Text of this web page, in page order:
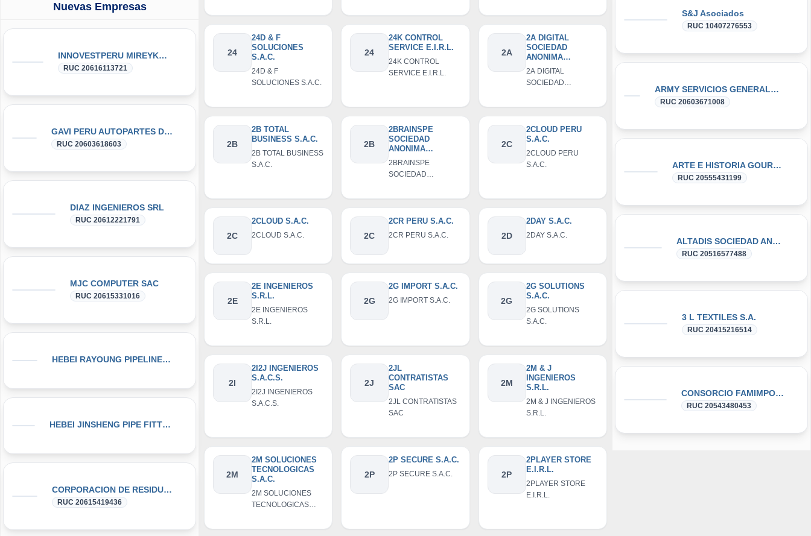
Nuevas Empresas
INNOVESTPERU MIREYKA GROUP SAC
RUC 20616113721
GAVI PERU AUTOPARTES DONGFENG y DFSK GLORY
RUC 20603618603
DIAZ INGENIEROS SRL
RUC 20612221791
MJC COMPUTER SAC
RUC 20615331016
HEBEI RAYOUNG PIPELINE TECHNOLOGY CO., LTD
HEBEI JINSHENG PIPE FITTING MANUFACTURING CO., LT
CORPORACION DE RESIDUOS SEGOVIA.PERU SAC
RUC 20615419436
S.R.L.
24
24D & F
SOLUCIONES
S.A.C.
24D & F
SOLUCIONES S.A.C.
24
24K CONTROL
SERVICE E.I.R.L.
24K CONTROL
SERVICE E.I.R.L.
2A
2A DIGITAL
SOCIEDAD
ANONIMA
CERRADA
2A DIGITAL
SOCIEDAD
2B
2B TOTAL
BUSINESS S.A.C.
2B TOTAL BUSINESS
S.A.C.
2B
2BRAINSPE
SOCIEDAD
ANONIMA
CERRADA -
2BRAINSPE S.A.C.
2BRAINSPE
SOCIEDAD
- 2BRAINSPE S.A.C.
2C
2CLOUD PERU
S.A.C.
2CLOUD PERU
S.A.C.
2C
2CLOUD S.A.C.
2CLOUD S.A.C. 2C
2CR PERU S.A.C.
2CR PERU S.A.C. 2D
2DAY S.A.C.
2DAY S.A.C.
2E
2E INGENIEROS
S.R.L.
2E INGENIEROS
S.R.L.
2G
2G IMPORT S.A.C.
2G IMPORT S.A.C. 2G
2G SOLUTIONS
S.A.C.
2G SOLUTIONS
S.A.C.
2I
2I2J INGENIEROS
S.A.C.S.
2I2J INGENIEROS
S.A.C.S.
2J
2JL
CONTRATISTAS
SAC
2JL CONTRATISTAS
SAC
2M
2M & J
INGENIEROS
S.R.L.
2M & J INGENIEROS
S.R.L.
2M
2M SOLUCIONES
TECNOLOGICAS
S.A.C.
2M SOLUCIONES
TECNOLOGICAS
2P
2P SECURE S.A.C.
2P SECURE S.A.C. 2P
2PLAYER STORE
E.I.R.L.
2PLAYER STORE
E.I.R.L.
S&J Asociados
RUC 10407276553
ARMY SERVICIOS GENERALES EMPRESA INDIVIDUAL DE RESPONSABILIDAD LIMITADA
RUC 20603671008
ARTE E HISTORIA GOURMET S.A.C.
RUC 20555431199
ALTADIS SOCIEDAD ANONIMA
RUC 20516577488
3 L TEXTILES S.A.
RUC 20415216514
CONSORCIO FAMIMPORT
RUC 20543480453